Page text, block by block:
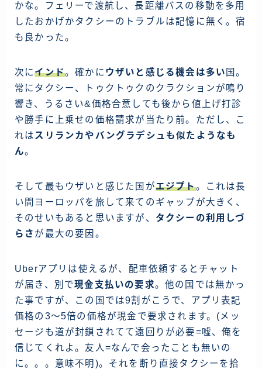
かな。フェリーで渡航し、長距離バスの移動を多用
したおかげかタクシーのトラブルは記憶に無く。宿
も良かった。
次にインド。確かに ウザいと感じる機会は多い 国。
常にタクシー、トゥクトゥクのクラクションが鳴り
響き、うるさい&価格合意しても後から値上げ打診
や勝手に上乗せの価格請求が当たり前。ただし、こ
れは スリランカやバングラデシュも似たようなも
ん。
そして最もウザいと感じた国がエジプト。これは長
い間ヨーロッパを旅して来てのギャップが大きく、
そのせいもあると思いますが、 タクシーの利用しづ
らさ が最大の要因。
Uberアプリは使えるが、配車依頼するとチャット
が届き、別で現金支払いの要求。他の国では無かっ
た事ですが、この国では9割がこうで、アプリ表記
価格の3〜5倍の価格が現金で要求されます。(メッ
セージも道が封鎖されてて遠回りが必要=嘘、俺を
信じてくれよ。友人=なんで会ったことも無いの
に。。。意味不明)。それを断り直接タクシーを拾